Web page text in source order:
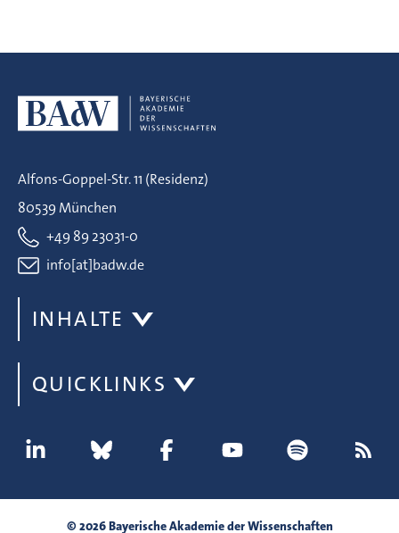
Alfons-Goppel-Str. 11 (Residenz)
80539 München
+49 89 23031-0
info[at]badw.de
INHALTE
QUICKLINKS
© 2026 Bayerische Akademie der Wissenschaften